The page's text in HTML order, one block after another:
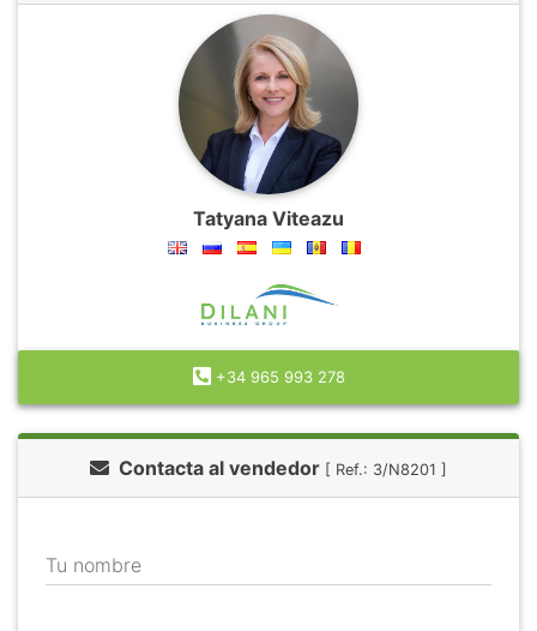
Tatyana Viteazu
+34 965 993 278
Contacta al vendedor [ Ref.: 3/N8201 ]
Tu nombre